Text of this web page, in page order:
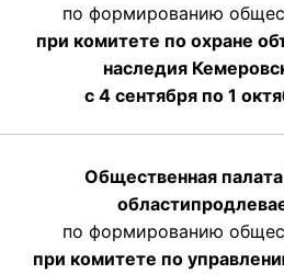
по формированию
при комитете по охране
наследия
с 4 сентября по 1
Общественная
области
по формированию
при комитете по